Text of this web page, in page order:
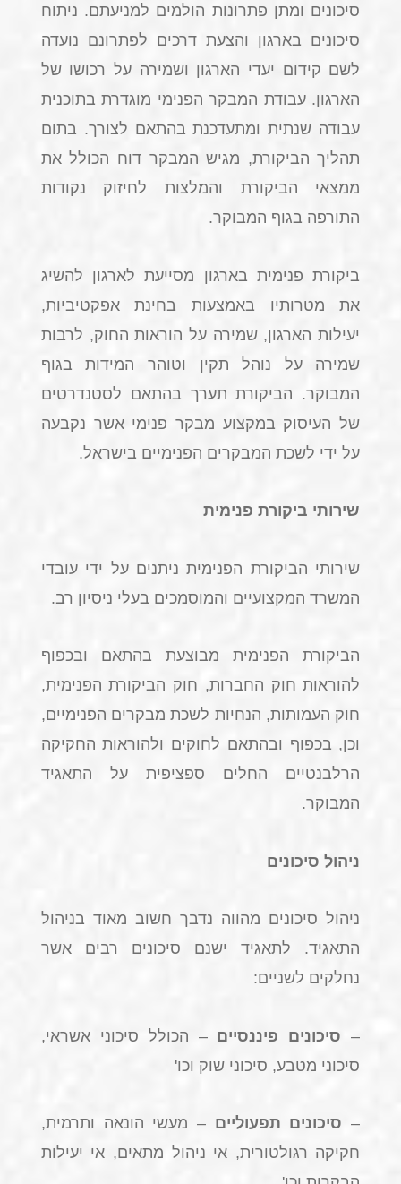
סיכונים ומתן פתרונות הולמים למניעתם. ניתוח
סיכונים בארגון והצעת דרכים לפתרונם נועדה
לשם קידום יעדי הארגון ושמירה על רכושו של
הארגון. עבודת המבקר הפנימי מוגדרת בתוכנית
עבודה שנתית ומתעדכנת בהתאם לצורך. בתום
תהליך הביקורת, מגיש המבקר דוח הכולל את
ממצאי הביקורת והמלצות לחיזוק נקודות
התורפה בגוף המבוקר.
ביקורת פנימית בארגון מסייעת לארגון להשיג
את מטרותיו באמצעות בחינת אפקטיביות,
יעילות הארגון, שמירה על הוראות החוק, לרבות
שמירה על נוהל תקין וטוהר המידות בגוף
המבוקר. הביקורת תערך בהתאם לסטנדרטים
של העיסוק במקצוע מבקר פנימי אשר נקבעה
על ידי לשכת המבקרים הפנימיים בישראל.
שירותי ביקורת פנימית
שירותי הביקורת הפנימית ניתנים על ידי עובדי
המשרד המקצועיים והמוסמכים בעלי ניסיון רב.
הביקורת הפנימית מבוצעת בהתאם ובכפוף
להוראות חוק החברות, חוק הביקורת הפנימית,
חוק העמותות, הנחיות לשכת מבקרים הפנימיים,
וכן, בכפוף ובהתאם לחוקים ולהוראות החקיקה
הרלבנטיים החלים ספציפית על התאגיד
המבוקר.
ניהול סיכונים
ניהול סיכונים מהווה נדבך חשוב מאוד בניהול
התאגיד. לתאגיד ישנם סיכונים רבים אשר
נחלקים לשניים:
– סיכונים פיננסיים– הכולל סיכוני אשראי,
סיכוני מטבע, סיכוני שוק וכו'
– סיכונים תפעוליים – מעשי הונאה ותרמית,
חקיקה רגולטורית, אי ניהול מתאים, אי יעילות